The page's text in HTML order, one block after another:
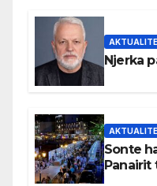
Njerka
Sonte
Panairit